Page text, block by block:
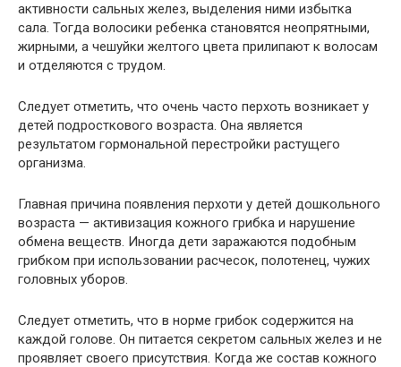
активности сальных желез, выделения ними избытка
сала. Тогда волосики ребенка становятся неопрятными,
жирными, а чешуйки желтого цвета прилипают к волосам
и отделяются с трудом.
Следует отметить, что очень часто перхоть возникает у
детей подросткового возраста. Она является
результатом гормональной перестройки растущего
организма.
Главная причина появления перхоти у детей дошкольного
возраста — активизация кожного грибка и нарушение
обмена веществ. Иногда дети заражаются подобным
грибком при использовании расчесок, полотенец, чужих
головных уборов.
Следует отметить, что в норме грибок содержится на
каждой голове. Он питается секретом сальных желез и не
проявляет своего присутствия. Когда же состав кожного